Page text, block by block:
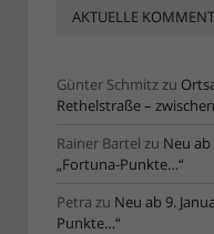
AKTUELLE
Günter Schmitzzu
Rethelstraße –
Rainer Bartel zu Neu ab
„Fortuna-Punkte…“
Petra zu Neu ab 9.
Punkte…“